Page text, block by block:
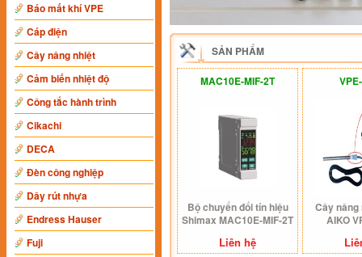
Báo mất khí VPE
Cáp điện
Cây nâng nhiệt
Cảm biến nhiệt độ
Công tắc hành trình
Cikachi
DECA
Đèn công nghiệp
Dây rút nhựa
Endress Hauser
Fuji
SẢN PHẨM
MAC10E-MIF-2T
Bộ chuyển đổi tín hiệu
Shimax MAC10E-MIF-2T
Liên hệ
Cây
AIKO